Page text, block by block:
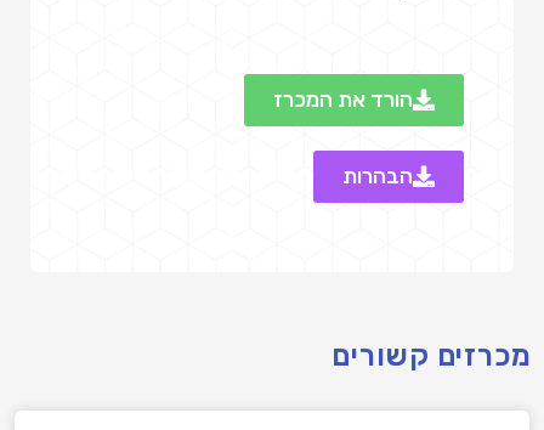
הורד את המכרז
הבהרות
מכרזים קשורים